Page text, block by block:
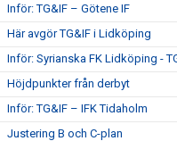
Inför: TG&IF – Götene IF
Här avgör TG&IF i Lidköping
Inför: Syrianska FK Lidköping -
Höjdpunkter från derbyt
Inför: TG&IF – IFK Tidaholm
Justering B och C-plan